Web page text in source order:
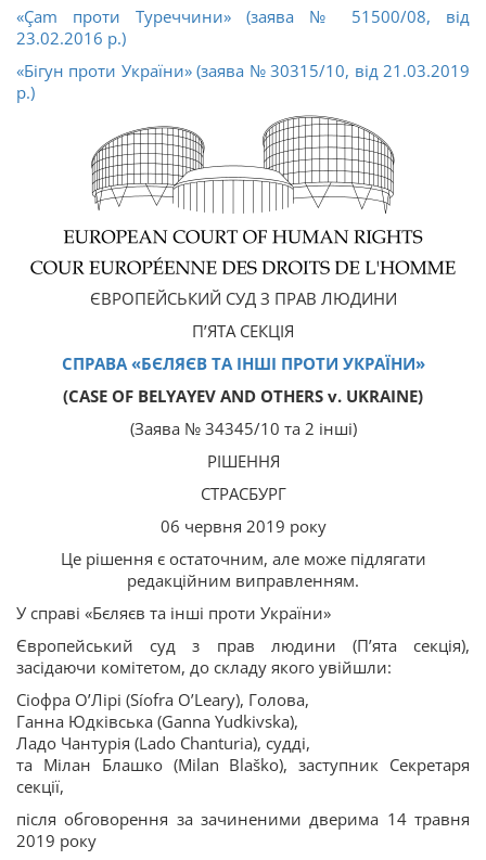
«Çam проти Туреччини» (заява № 51500/08, від
23.02.2016 р.)
«Бігун проти України» (заява № 30315/10, від 21.03.2019
р.)
ЄВРОПЕЙСЬКИЙ СУД З ПРАВ ЛЮДИНИ
П’ЯТА СЕКЦІЯ
СПРАВА «БЄЛЯЄВ ТА ІНШІ ПРОТИ УКРАЇНИ»
(CASE OF BELYAYEV AND OTHERS v. UKRAINE)
(Заява № 34345/10 та 2 інші)
РІШЕННЯ
СТРАСБУРГ
06 червня 2019 року
Це рішення є остаточним, але може підлягати
редакційним виправленням.
У справі «Бєляєв та інші проти України»
Європейський суд з прав людини (П’ята секція),
засідаючи комітетом, до складу якого увійшли:
Сіофра О’Лірі (Síofra O’Leary), Голова,
Ганна Юдківська (Ganna Yudkivska),
Ладо Чантурія (Lado Chanturia), судді,
та Мілан Блашко (Milan Blaško), заступник Секретаря
секції,
після обговорення за зачиненими дверима 14 травня
2019 року